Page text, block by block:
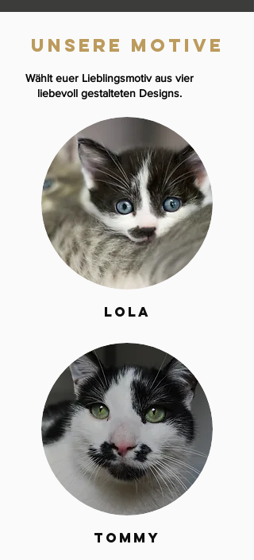
unsere Motive
Wählt euer Lieblingsmotiv aus vier
liebevoll gestalteten Designs.
Lola
Tommy